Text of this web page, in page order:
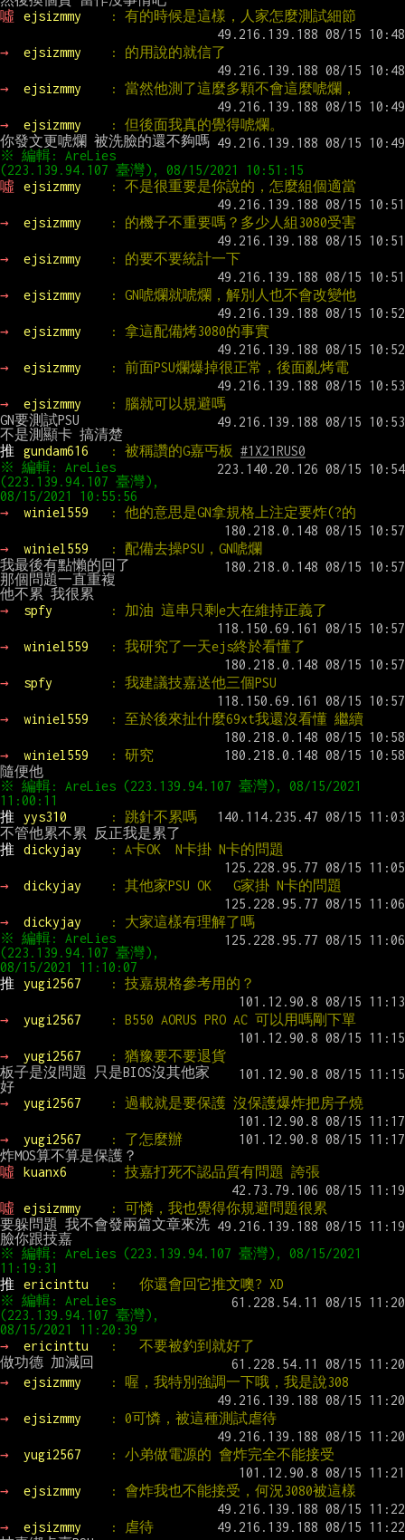
噓
ejsizmmy : 有的時候是這樣，人家怎麼測試細節
→ ejsizmmy : 的用說的就信了
→ ejsizmmy : 當然他測了這麼多顆不會這麼唬爛，
→ ejsizmmy
: 但後面我真的覺得唬爛。
※ 編輯: AreLies
(223.139.94.107 臺灣), 08/15/2021 10:51:15
噓
ejsizmmy : 不是很重要是你說的，怎麼組個適當
→ ejsizmmy : 的機子不重要嗎？多少人組3080受害
→ ejsizmmy : 的要不要統計一下
→ ejsizmmy : GN唬爛就唬爛，解別人也不會改變他
→ ejsizmmy : 拿這配備烤3080的事實
→ ejsizmmy : 前面PSU爛爆掉很正常，後面亂烤電
→ ejsizmmy
: 腦就可以規避嗎
GN要測試PSU
推
gundam616 : 被稱讚的G嘉丐板 #1X21RUS0
※ 編輯: AreLies
(223.139.94.107 臺灣),
08/15/2021 10:55:56
→
winiel559 : 他的意思是GN拿規格上注定要炸(?的
→ winiel559
: 配備去操PSU，GN唬爛
我最後有點懶的回了
那個問題一直重複
→
spfy : 加油 這串只剩e大在維持正義了
→ winiel559 : 我研究了一天ejs終於看懂了
→ spfy : 我建議技嘉送他三個PSU
→ winiel559 : 至於後來扯什麼69xt我還沒看懂 繼續
→ winiel559
: 研究
※ 編輯: AreLies (223.139.94.107 臺灣), 08/15/2021
11:00:11
推
yys310
: 跳針不累嗎
推
dickyjay : A卡OK  N卡掛 N卡的問題
→ dickyjay : 其他家PSU OK   G家掛 N卡的問題
→ dickyjay
: 大家這樣有理解了嗎
※ 編輯: AreLies
(223.139.94.107 臺灣),
08/15/2021 11:10:07
推
yugi2567 : 技嘉規格參考用的？
→ yugi2567 : B550 AORUS PRO AC 可以用嗎剛下單
→ yugi2567
: 猶豫要不要退貨
板子是沒問題 只是BIOS沒其他家
→
yugi2567 : 過載就是要保護 沒保護爆炸把房子燒
→ yugi2567
: 了怎麼辦
噓
kuanx6 : 技嘉打死不認品質有問題 誇張
噓 ejsizmmy
: 可憐，我也覺得你規避問題很累
要躲問題 我不會發兩篇文章來洗
※ 編輯: AreLies (223.139.94.107 臺灣), 08/15/2021
11:19:31
推
ericinttu
:   你還會回它推文噢? XD
※ 編輯: AreLies
(223.139.94.107 臺灣),
08/15/2021 11:20:39
→
ericinttu
:   不要被釣到就好了
→
ejsizmmy : 喔，我特別強調一下哦，我是說308
→ ejsizmmy : 0可憐，被這種測試虐待
→ yugi2567 : 小弟做電源的 會炸完全不能接受
→ ejsizmmy : 會炸我也不能接受，何況3080被這樣
→ ejsizmmy
: 虐待